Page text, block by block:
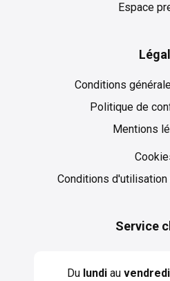
Espace
Légal
Conditions
Politique de
Mentions
Cookies
Conditions
Service
Du lundiau vendredi